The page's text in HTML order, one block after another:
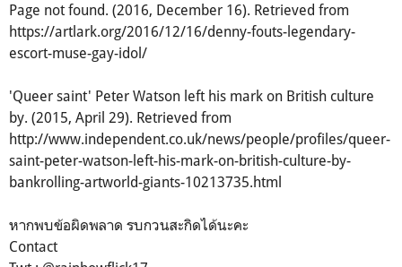
Page not found. (2016, December 16). Retrieved from
https://artlark.org/2016/12/16/denny-fouts-legendary-
escort-muse-gay-idol/
'Queer saint' Peter Watson left his mark on British culture
by. (2015, April 29). Retrieved from
http://www.independent.co.uk/news/people/profiles/queer-
saint-peter-watson-left-his-mark-on-british-culture-by-
bankrolling-artworld-giants-10213735.html
หากพบข้อผิดพลาด รบกวนสะกิดได้นะคะ
Contact